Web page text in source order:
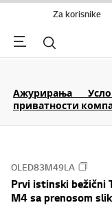
Za korisnike
Menu Pretraga
Ажурирања
приватности
OLED83M49LA
Prvi istinski bežični
M4 sa prenosom